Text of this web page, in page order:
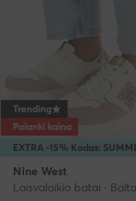
EXTRA -15% Kodas:
Trending
Palanki kaina
Nine West
Laisvalaikio batai · Balta